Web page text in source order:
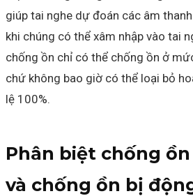
giúp tai nghe dự đoán các âm
khi chúng có thể xâm nhập vào tai
chống ồn chỉ có thể chống ồn ở
chứ không bao giờ có thể loại bỏ
lệ 100%.
Phân biệt chống
và chống ồn bị